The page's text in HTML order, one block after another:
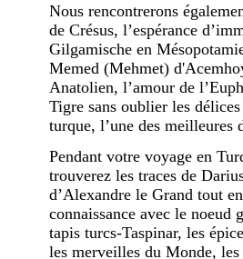
Nous rencontrerons
de Crésus, l’espérance
Gilgamische en
Memed (Mehmet)
Anatolien, l’amour de
Tigre sans oublier les
turque, l’une des meilleures
Pendant votre voyage en
trouverez les traces de
d’Alexandre le Grand tout
connaissance avec le noeud
tapis turcs-Taspinar, les
les merveilles du Monde, les